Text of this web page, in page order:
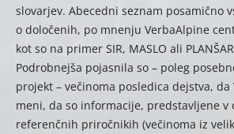
slovarjev. Abecedni seznam posamično
o določenih, po mnenju VerbaAlpine
kot so na primer SIR, MASLO ali
Podrobnejša pojasnila so – poleg
projekt – večinoma posledica dejstva, da
meni, da so informacije, predstavljene v
referenčnih priročnikih (večinoma iz